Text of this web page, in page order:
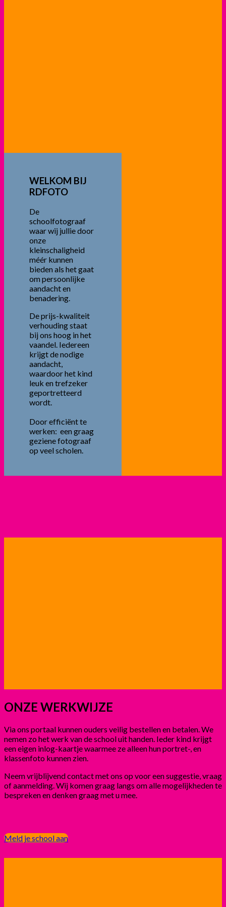
WELKOM BIJ
RDFOTO
De
schoolfotograaf
waar wij jullie door
onze
kleinschaligheid
méér kunnen
bieden als het gaat
om persoonlijke
aandacht en
benadering.
De prijs-kwaliteit
verhouding staat
bij ons hoog in het
vaandel. Iedereen
krijgt de nodige
aandacht,
waardoor het kind
leuk en trefzeker
geportretteerd
wordt.
Door efficiënt te
werken: een graag
geziene fotograaf
op veel scholen.
ONZE WERKWIJZE
Via ons portaal kunnen ouders veilig bestellen en betalen. We
nemen zo het werk van de school uit handen. Ieder kind krijgt
een eigen inlog-kaartje waarmee ze alleen hun portret-, en
klassenfoto kunnen zien.
Neem vrijblijvend contact met ons op voor een suggestie, vraag
of aanmelding. Wij komen graag langs om alle mogelijkheden te
bespreken en denken graag met u mee.
Meld je school aan